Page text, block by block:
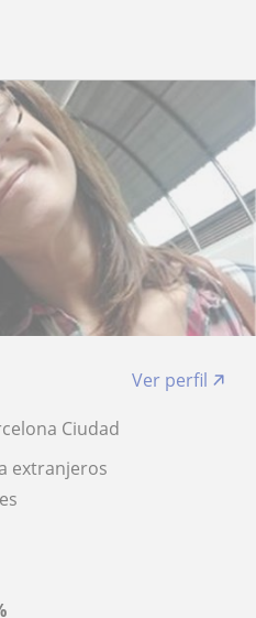
Ver perfil
Ciudad
extranjeros